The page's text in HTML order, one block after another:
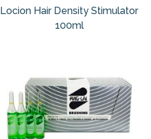
Locion Hair Density Stimulator
100ml